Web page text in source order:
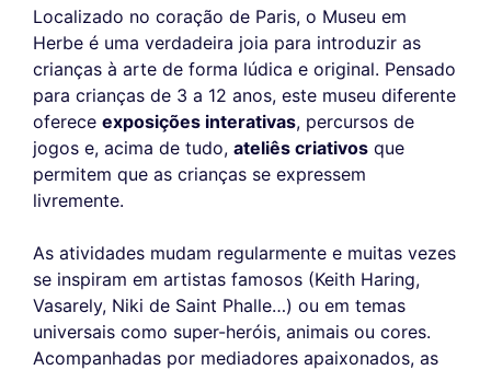
Localizado no coração de Paris, o Museu em
Herbe é uma verdadeira joia para introduzir as
crianças à arte de forma lúdica e original. Pensado
para crianças de 3 a 12 anos, este museu diferente
oferece exposições interativas, percursos de
jogos e, acima de tudo, ateliês criativos que
permitem que as crianças se expressem
livremente.
As atividades mudam regularmente e muitas vezes
se inspiram em artistas famosos (Keith Haring,
Vasarely, Niki de Saint Phalle…) ou em temas
universais como super-heróis, animais ou cores.
Acompanhadas por mediadores apaixonados, as